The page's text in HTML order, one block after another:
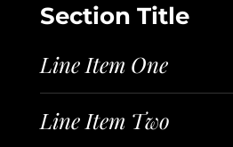
Section Title
Line Item One
Line Item Two